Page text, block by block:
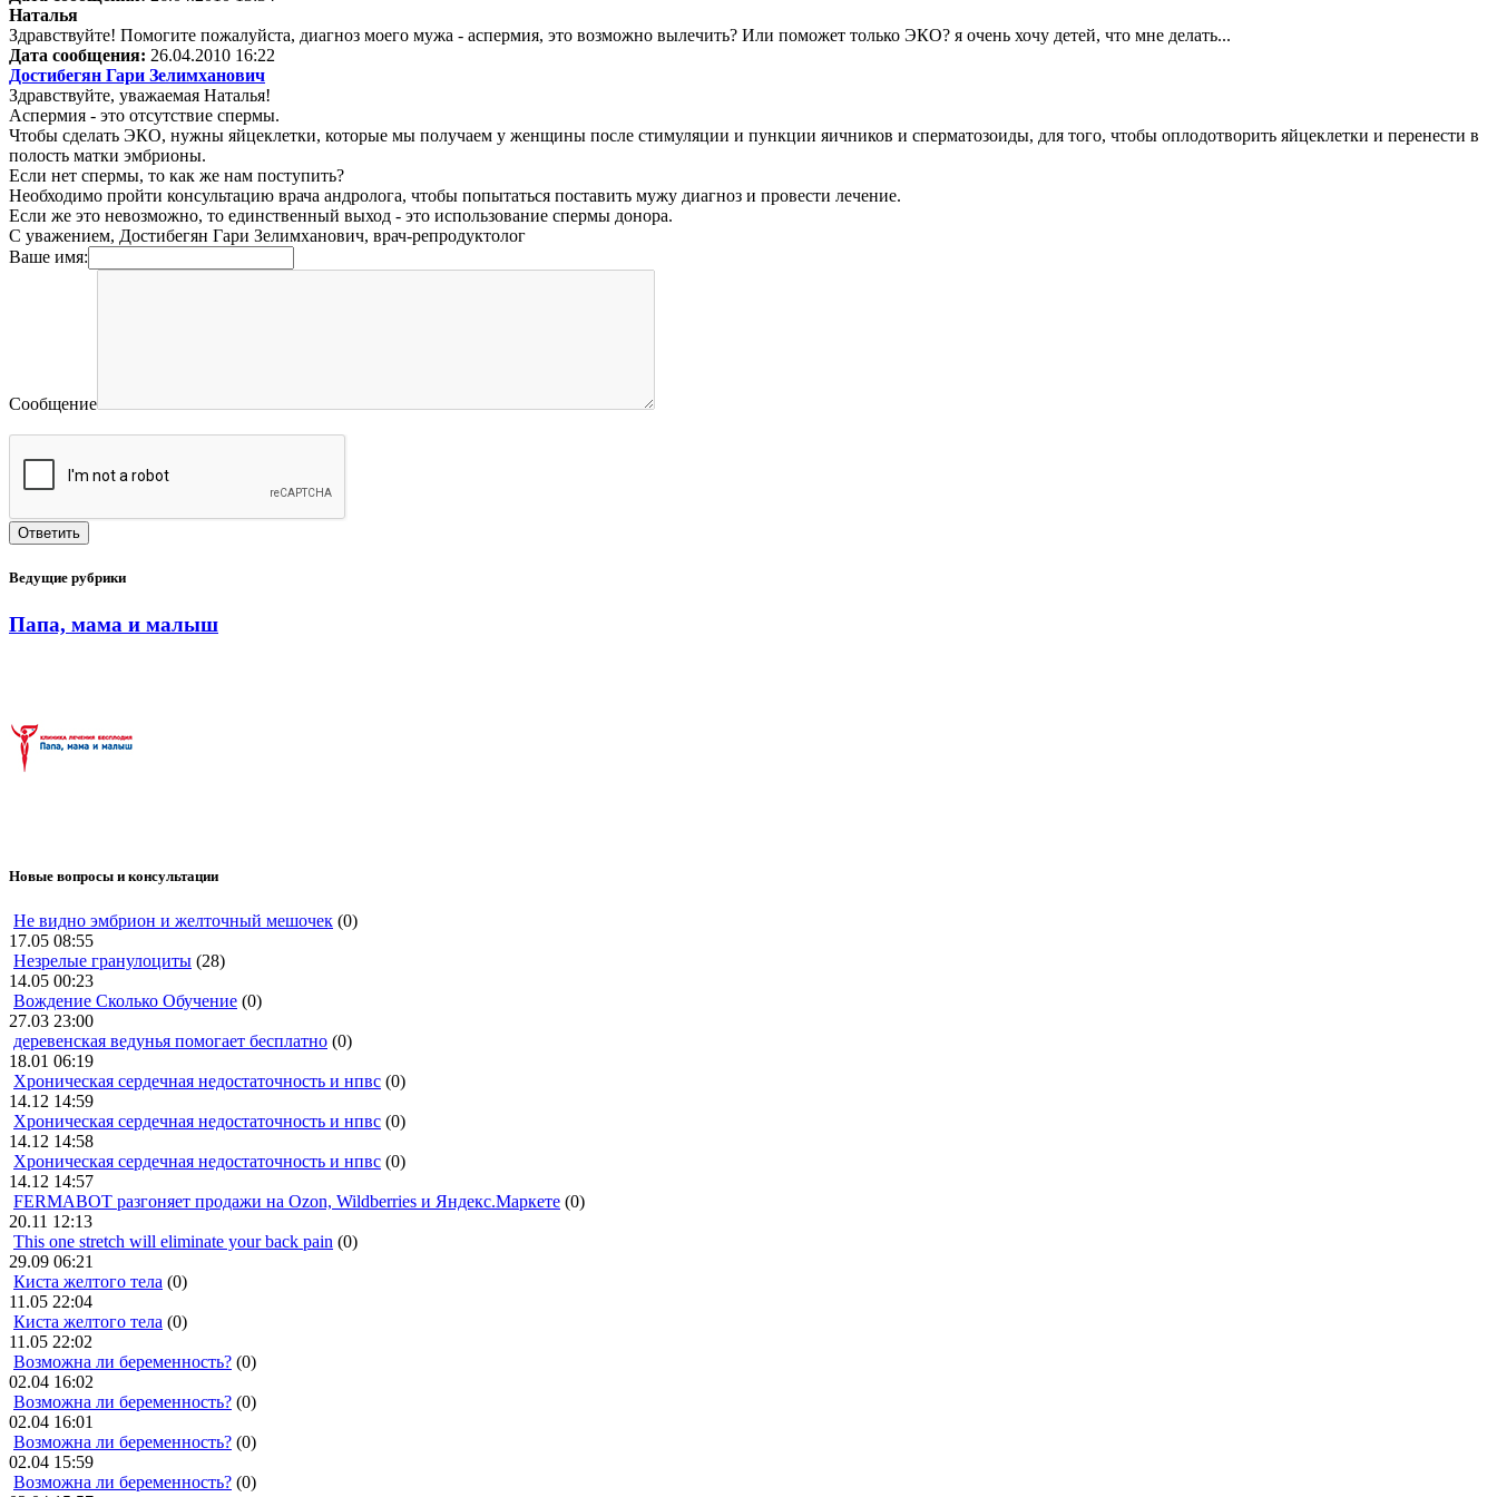
Наталья
Здравствуйте! Помогите пожалуйста, диагноз моего мужа - аспермия, это возможно вылечить? Или поможет только ЭКО? я очень хочу детей, что мне делать...
Дата сообщения: 26.04.2010 16:22
Достибегян Гари Зелимханович
Здравствуйте, уважаемая Наталья!
Аспермия - это отсутствие спермы.
Чтобы сделать ЭКО, нужны яйцеклетки, которые мы получаем у женщины после стимуляции и пункции яичников и сперматозоиды, для того, чтобы оплодотворить яйцеклетки и перенести в
полость матки эмбрионы.
Если нет спермы, то как же нам поступить?
Необходимо пройти консультацию врача андролога, чтобы попытаться поставить мужу диагноз и провести лечение.
Если же это невозможно, то единственный выход - это использование спермы донора.
С уважением, Достибегян Гари Зелимханович, врач-репродуктолог
Ваше имя:
Сообщение
Ведущие рубрики
Папа, мама и малыш
Новые вопросы и консультации
Не видно эмбрион и желточный мешочек (0)
17.05 08:55
Незрелые гранулоциты (28)
14.05 00:23
Вождение Сколько Обучение (0)
27.03 23:00
деревенская ведунья помогает бесплатно (0)
18.01 06:19
Хроническая сердечная недостаточность и нпвс (0)
14.12 14:59
Хроническая сердечная недостаточность и нпвс (0)
14.12 14:58
Хроническая сердечная недостаточность и нпвс (0)
14.12 14:57
FERMABOT разгоняет продажи на Ozon, Wildberries и Яндекс.Маркете (0)
20.11 12:13
This one stretch will eliminate your back pain (0)
29.09 06:21
Киста желтого тела (0)
11.05 22:04
Киста желтого тела (0)
11.05 22:02
Возможна ли беременность? (0)
02.04 16:02
Возможна ли беременность? (0)
02.04 16:01
Возможна ли беременность? (0)
02.04 15:59
Возможна ли беременность? (0)